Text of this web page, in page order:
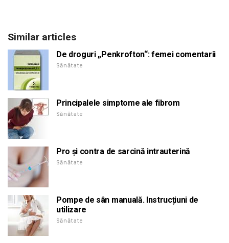
Similar articles
De droguri „Penkrofton“: femei comentarii
Sănătate
Principalele simptome ale fibrom
Sănătate
Pro și contra de sarcină intrauterină
Sănătate
Pompe de sân manuală. Instrucțiuni de
utilizare
Sănătate